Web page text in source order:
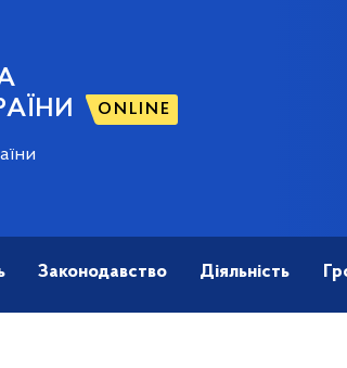
ONLINE
Законодавство Діяльність